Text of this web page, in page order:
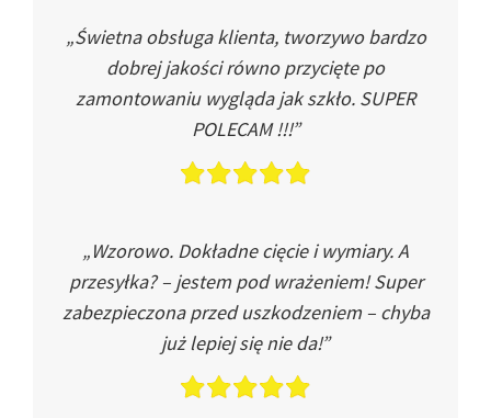
„Świetna obsługa klienta, tworzywo bardzo
dobrej jakości równo przycięte po
zamontowaniu wygląda jak szkło. SUPER
POLECAM !!!”
„Wzorowo. Dokładne cięcie i wymiary. A
przesyłka? – jestem pod wrażeniem! Super
zabezpieczona przed uszkodzeniem – chyba
już lepiej się nie da!”